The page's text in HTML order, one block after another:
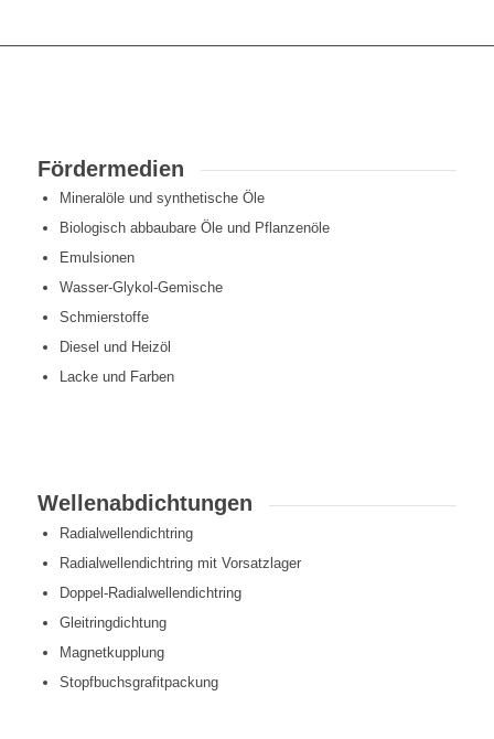
Fördermedien
Mineralöle und synthetische Öle
Biologisch abbaubare Öle und Pflanzenöle
Emulsionen
Wasser-Glykol-Gemische
Schmierstoffe
Diesel und Heizöl
Lacke und Farben
Wellenabdichtungen
Radialwellendichtring
Radialwellendichtring mit Vorsatzlager
Doppel-Radialwellendichtring
Gleitringdichtung
Magnetkupplung
Stopfbuchsgrafitpackung